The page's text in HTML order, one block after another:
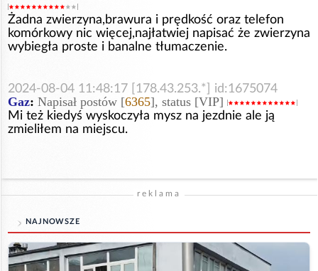
Żadna zwierzyna,brawura i prędkość oraz telefon
komórkowy nic więcej,najłatwiej napisać że zwierzyna
wybiegła proste i banalne tłumaczenie.
2024-08-04 11:48:17 [178.43.253.*] id:1675074
Gaz: Napisał postów [6365], status [VIP]
Mi też kiedyś wyskoczyła mysz na jezdnie ale ją
zmieliłem na miejscu.
reklama
NAJNOWSZE